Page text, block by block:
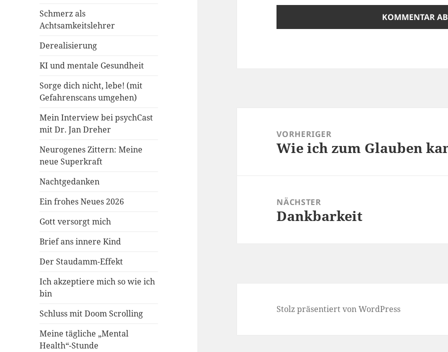
Schmerz als
Achtsamkeitslehrer
Derealisierung
KI und mentale Gesundheit
Sorge dich nicht, lebe! (mit
Gefahrenscans umgehen)
Mein Interview bei psychCast
mit Dr. Jan Dreher
Neurogenes Zittern: Meine
neue Superkraft
Nachtgedanken
Ein frohes Neues 2026
Gott versorgt mich
Brief ans innere Kind
Der Staudamm-Effekt
Ich akzeptiere mich so wie ich
bin
Schluss mit Doom Scrolling
Meine tägliche „Mental
Health“-Stunde
VORHERIGER
Vorheriger
Wie ich zum Glauben
NÄCHSTER
Nächster
Dankbarkeit
Stolz präsentiert von WordPress